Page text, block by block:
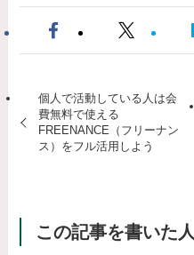
個人で活動している人は会
費無料で使える
FREENANCE（フリーナン
ス）をフル活用しよう
この記事を書いた人